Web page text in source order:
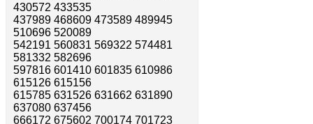
430572 433535
437989 468609 473589 489945
510696 520089
542191 560831 569322 574481
581332 582696
597816 601410 601835 610986
615126 615156
615785 631526 631662 631890
637080 637456
666172 675602 700174 701723